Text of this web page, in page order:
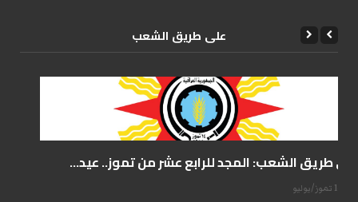
علی طریق الشعب
على طريق الشعب: المجد للرابع عشر من تموز.. عيد...
14 تموز/يوليو